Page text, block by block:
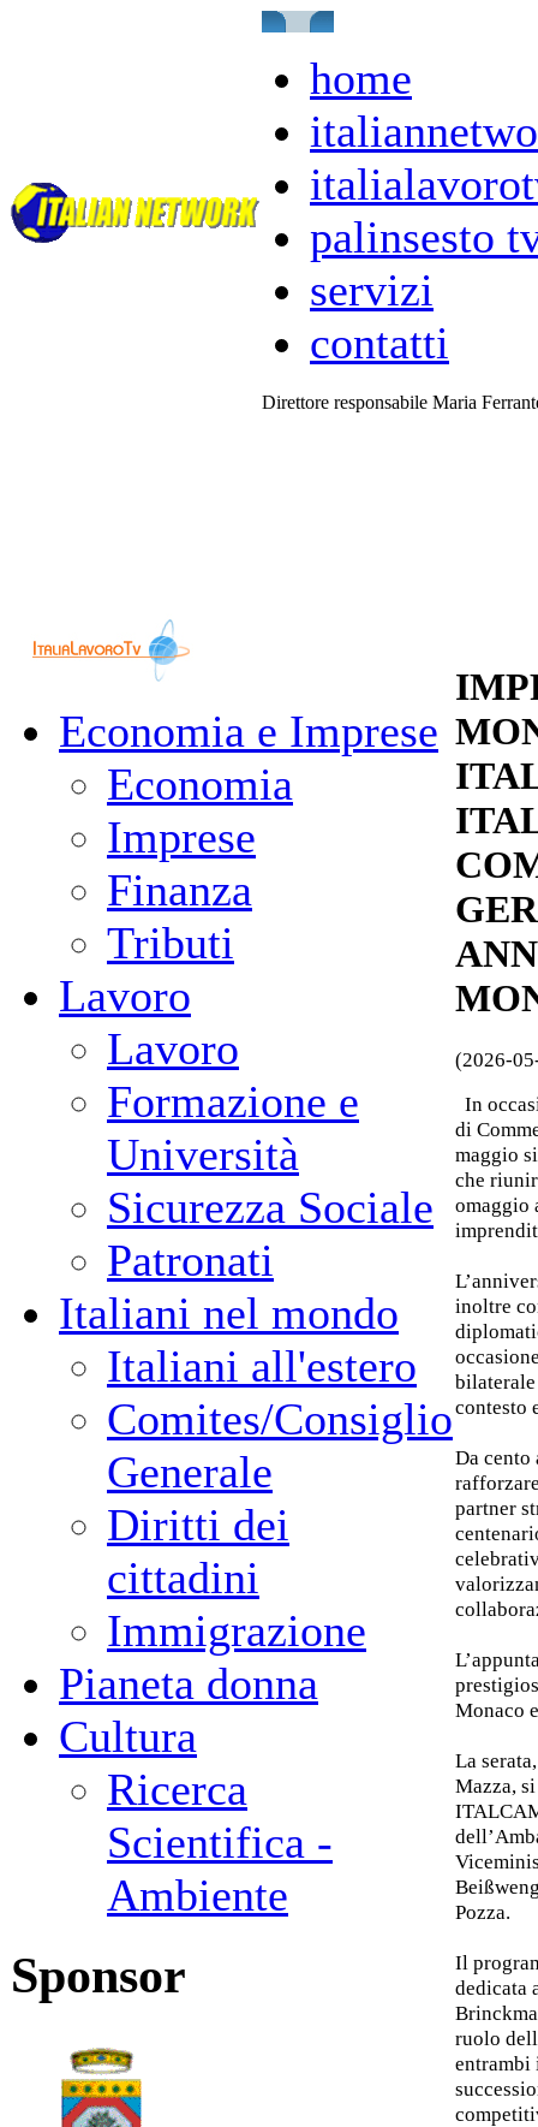
home
palinsesto
servizi
contatti
Direttore responsabile Maria
Economia e Imprese
Economia
Imprese
Finanza
Tributi
Lavoro
Lavoro
Formazione e
Università
Sicurezza Sociale
Patronati
Italiani nel mondo
Italiani all'estero
Comites/Consiglio
Generale
Diritti dei
cittadini
Immigrazione
Pianeta donna
Cultura
Ricerca
Scientifica -
Ambiente
Sponsor
(2026-
In
di
maggio
che
omaggio
inoltre
contesto
Da cento
partner
Monaco
La
Mazza,
Pozza.
Il
dedicata
ruolo
entrambi